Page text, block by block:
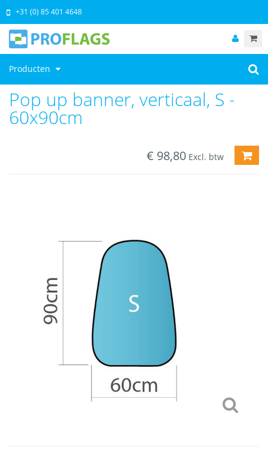
Producten
+31 (0) 85 401 4648
Pop up banner, verticaal, S -
60x90cm
€ 98,80 Excl. btw